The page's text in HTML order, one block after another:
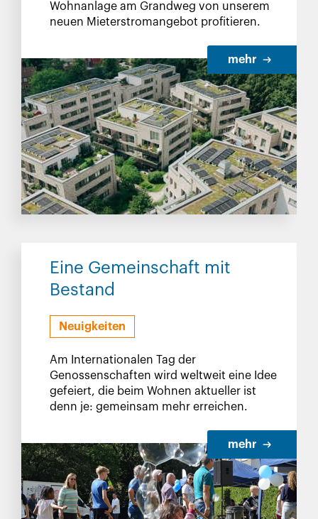
Wohnanlage am Grandweg von unserem
neuen Mieterstromangebot profitieren.
mehr
Eine Gemeinschaft mit
Bestand
Neuigkeiten
Am Internationalen Tag der
Genossenschaften wird weltweit eine Idee
gefeiert, die beim Wohnen aktueller ist
denn je: gemeinsam mehr erreichen.
mehr